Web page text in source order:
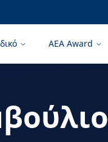
AEA Award